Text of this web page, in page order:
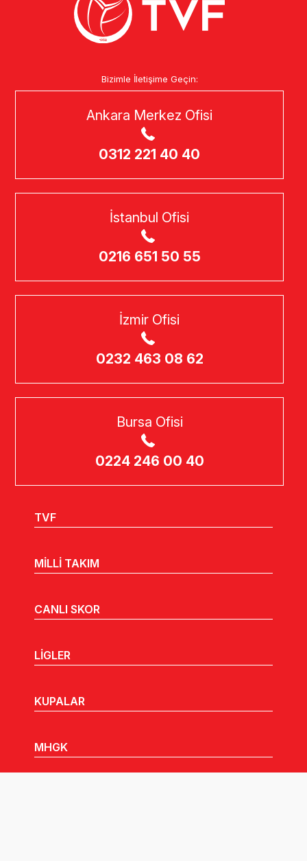
Bizimle İletişime Geçin:
Ankara Merkez Ofisi
0312 221 40 40
İstanbul Ofisi
0216 651 50 55
İzmir Ofisi
0232 463 08 62
Bursa Ofisi
0224 246 00 40
TVF
MİLLİ TAKIM
CANLI SKOR
LİGLER
KUPALAR
MHGK